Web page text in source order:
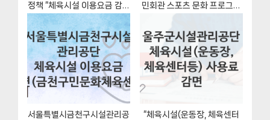
정책 “체육시설 이용요금 감면
(동대문구체육관)” 서비스 관
리부서 – 신청 구비서류와 자
격
민회관 스포츠 문화 프로그램
서류와 일정
서울특별시금천구시설관리공
“체육시설(운동장, 체육센터